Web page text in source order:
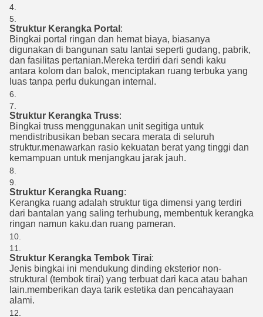
Struktur Kerangka Portal :
Bingkai portal ringan dan hemat biaya, biasanya
digunakan di bangunan satu lantai seperti gudang, pabrik,
dan fasilitas pertanian.Mereka terdiri dari sendi kaku
antara kolom dan balok, menciptakan ruang terbuka yang
luas tanpa perlu dukungan internal.
Struktur Kerangka Truss:
Bingkai truss menggunakan unit segitiga untuk
mendistribusikan beban secara merata di seluruh
struktur.menawarkan rasio kekuatan berat yang tinggi dan
kemampuan untuk menjangkau jarak jauh.
Struktur Kerangka Ruang:
Kerangka ruang adalah struktur tiga dimensi yang terdiri
dari bantalan yang saling terhubung, membentuk kerangka
ringan namun kaku.dan ruang pameran.
Struktur Kerangka Tembok Tirai:
Jenis bingkai ini mendukung dinding eksterior non-
struktural (tembok tirai) yang terbuat dari kaca atau bahan
lain.memberikan daya tarik estetika dan pencahayaan
alami.